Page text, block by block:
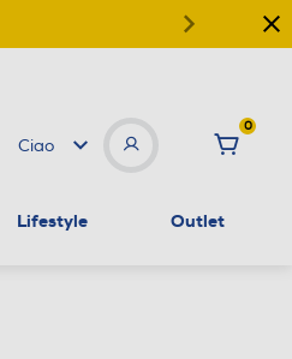
Ciao
0
Lifestyle Outlet